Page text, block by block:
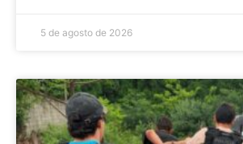
5 de agosto de 2026